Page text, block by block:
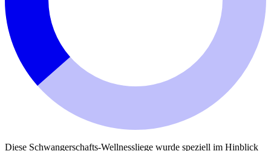
Diese Schwangerschafts-Wellnessliege wurde speziell im Hinblick